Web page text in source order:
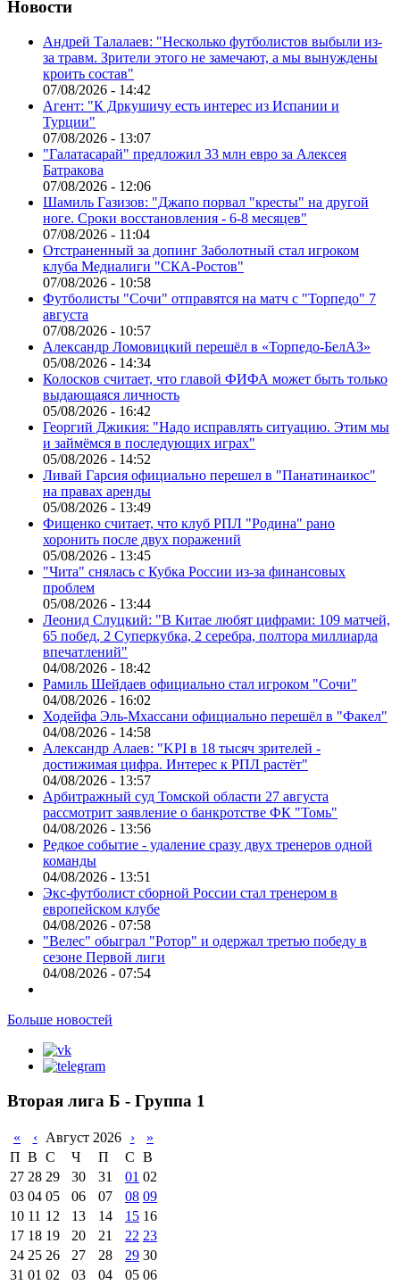
Новости
Андрей Талалаев: "Несколько футболистов выбыли из-
за травм. Зрители этого не замечают, а мы вынуждены
кроить состав"
07/08/2026 - 14:42
Агент: "К Дркушичу есть интерес из Испании и
Турции"
07/08/2026 - 13:07
"Галатасарай" предложил 33 млн евро за Алексея
Батракова
07/08/2026 - 12:06
Шамиль Газизов: "Джапо порвал "кресты" на другой
ноге. Сроки восстановления - 6-8 месяцев"
07/08/2026 - 11:04
Отстраненный за допинг Заболотный стал игроком
клуба Медиалиги "СКА-Ростов"
07/08/2026 - 10:58
Футболисты "Сочи" отправятся на матч с "Торпедо" 7
августа
07/08/2026 - 10:57
Александр Ломовицкий перешёл в «Торпедо-БелАЗ»
05/08/2026 - 14:34
Колосков считает, что главой ФИФА может быть только
выдающаяся личность
05/08/2026 - 16:42
Георгий Джикия: "Надо исправлять ситуацию. Этим мы
и займёмся в последующих играх"
05/08/2026 - 14:52
Ливай Гарсия официально перешел в "Панатинаикос"
на правах аренды
05/08/2026 - 13:49
Фищенко считает, что клуб РПЛ "Родина" рано
хоронить после двух поражений
05/08/2026 - 13:45
"Чита" снялась с Кубка России из-за финансовых
проблем
05/08/2026 - 13:44
Леонид Слуцкий: "В Китае любят цифрами: 109 матчей,
65 побед, 2 Суперкубка, 2 серебра, полтора миллиарда
впечатлений"
04/08/2026 - 18:42
Рамиль Шейдаев официально стал игроком "Сочи"
04/08/2026 - 16:02
Ходейфа Эль-Мхассани официально перешёл в "Факел"
04/08/2026 - 14:58
Александр Алаев: "KPI в 18 тысяч зрителей -
достижимая цифра. Интерес к РПЛ растёт"
04/08/2026 - 13:57
Арбитражный суд Томской области 27 августа
рассмотрит заявление о банкротстве ФК "Томь"
04/08/2026 - 13:56
Редкое событие - удаление сразу двух тренеров одной
команды
04/08/2026 - 13:51
Экс-футболист сборной России стал тренером в
европейском клубе
04/08/2026 - 07:58
"Велес" обыграл "Ротор" и одержал третью победу в
сезоне Первой лиги
04/08/2026 - 07:54
Больше новостей
Вторая лига Б - Группа 1
« ‹ Август 2026 ›
»
П В С Ч П С В
27 28 29 30 31 01 02
03 04 05 06 07 08 09
10 11 12 13 14 15 16
17 18 19 20 21 22 23
24 25 26 27 28 29 30
31 01 02 03 04 05 06